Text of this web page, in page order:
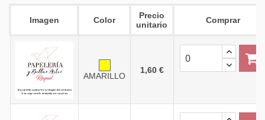
Imagen Color
Precio
unitario
Comprar
AMARILLO
1,60 €